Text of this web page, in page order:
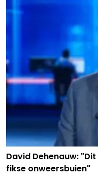
David Dehenauw:
fikse onweersbuien"